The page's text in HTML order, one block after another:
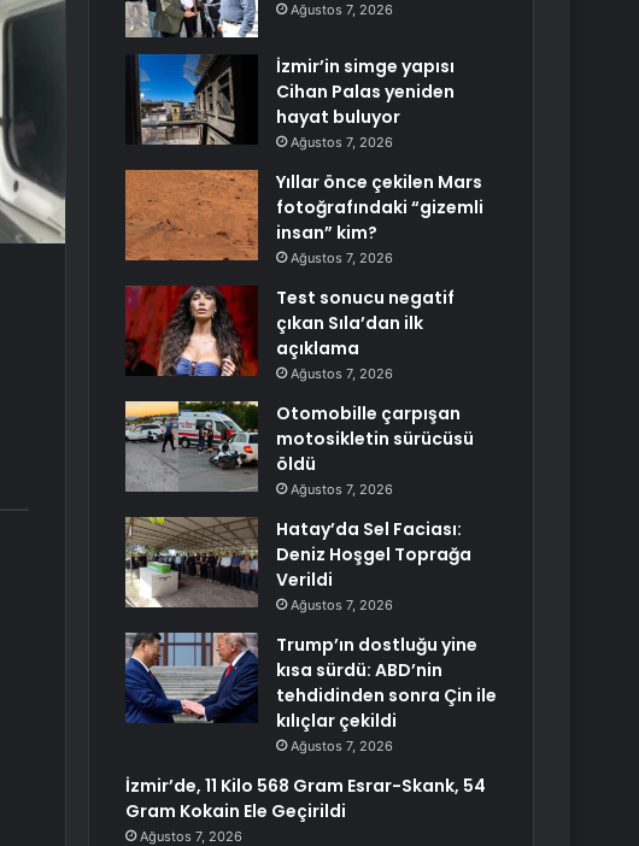
Ağustos 7, 2026
İzmir’in simge yapısı
Cihan Palas yeniden
hayat buluyor
Ağustos 7, 2026
Yıllar önce çekilen Mars
fotoğrafındaki “gizemli
insan” kim?
Ağustos 7, 2026
Test sonucu negatif
çıkan Sıla’dan ilk
açıklama
Ağustos 7, 2026
Otomobille çarpışan
motosikletin sürücüsü
öldü
Ağustos 7, 2026
Hatay’da Sel Faciası:
Deniz Hoşgel Toprağa
Verildi
Ağustos 7, 2026
Trump’ın dostluğu yine
kısa sürdü: ABD’nin
tehdidinden sonra Çin ile
kılıçlar çekildi
Ağustos 7, 2026
İzmir’de, 11 Kilo 568 Gram Esrar-Skank, 54
Gram Kokain Ele Geçirildi
Ağustos 7, 2026